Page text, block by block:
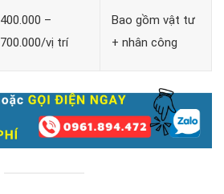
400.000 –
700.000/vị trí
Bao gồm vật tư
+ nhân công